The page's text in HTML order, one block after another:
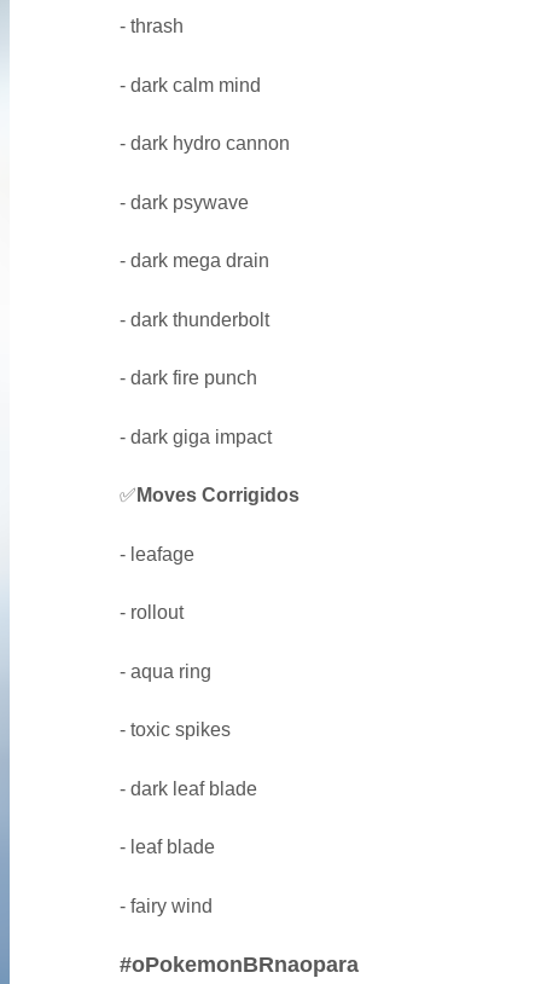
- thrash
- dark calm mind
- dark hydro cannon
- dark psywave
- dark mega drain
- dark thunderbolt
- dark fire punch
- dark giga impact
✅ Moves Corrigidos
- leafage
- rollout
- aqua ring
- toxic spikes
- dark leaf blade
- leaf blade
- fairy wind
#oPokemonBRnaopara